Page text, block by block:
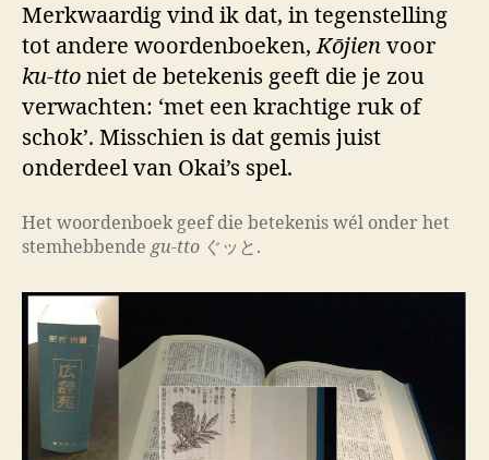
Merkwaardig vind ik dat, in tegenstelling
tot andere woordenboeken,Kōjien voor
ku-tto niet de betekenis geeft die je zou
verwachten: ‘met een krachtige ruk of
schok’. Misschien is dat gemis juist
onderdeel van Okai’s spel.
Het woordenboek geef die betekenis wél onder het
stemhebbende gu-tto ぐッと.